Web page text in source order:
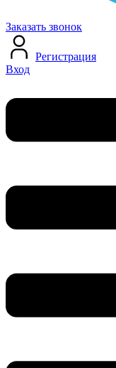
Заказать звонок
Вход
Регистрация